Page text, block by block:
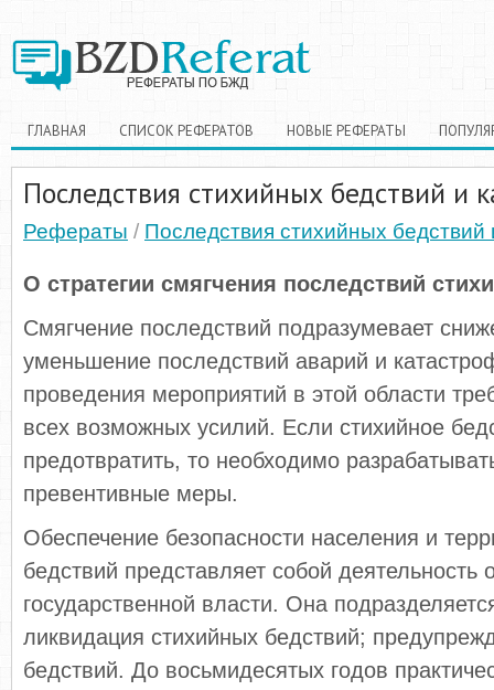
ГЛАВНАЯ СПИСОК РЕФЕРАТОВ НОВЫЕ РЕФЕРАТЫ
Последствия стихийных бедствий и
Рефераты / Последствия стихийных бедствий
О стратегии смягчения последствий
Смягчение последствий подразумевает
уменьшение последствий аварий и
проведения мероприятий в этой области
всех возможных усилий. Если стихийное
предотвратить, то необходимо
превентивные меры.
Обеспечение безопасности населения и
бедствий представляет собой деятельность
государственной власти. Она
ликвидация стихийных бедствий;
бедствий. До восьмидесятых годов